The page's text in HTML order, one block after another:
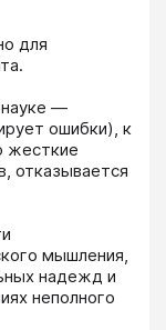
для
—
ошибки), к
жесткие
отказывается
мышления,
надежд и
неполного